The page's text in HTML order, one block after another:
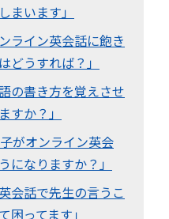
まいます」
ライン英会話に飽き
どうすれば？」
の書き方を覚えさせ
すか？」
がオンライン英会
になりますか？」
会話で先生の言うこ
困ってます」